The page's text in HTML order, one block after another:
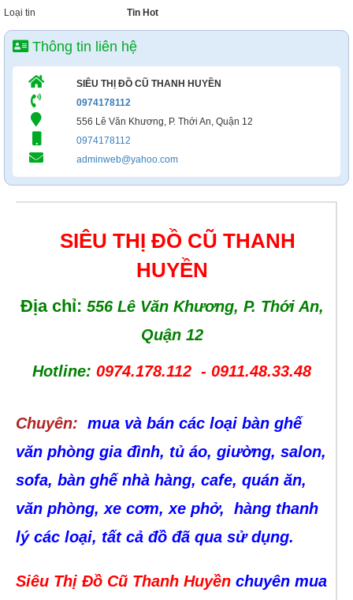
Loại tin
Tin Hot
Thông tin liên hệ
SIÊU THỊ ĐỒ CŨ THANH HUYỀN
0974178112
556 Lê Văn Khương, P. Thới An, Quận 12
0974178112
adminweb@yahoo.com
SIÊU THỊ ĐỒ CŨ THANH
HUYỀN
Địa chỉ: 556 Lê Văn Khương, P. Thới An,
Quận 12
Hotline: 0974.178.112 - 0911.48.33.48
Chuyên: mua và bán các loại bàn ghế
văn phòng gia đình, tủ áo, giường, salon,
sofa, bàn ghế nhà hàng, cafe, quán ăn,
văn phòng, xe cơm, xe phở, hàng thanh
lý các loại, tất cả đồ đã qua sử dụng.
Siêu Thị Đồ Cũ Thanh Huyền chuyên mua